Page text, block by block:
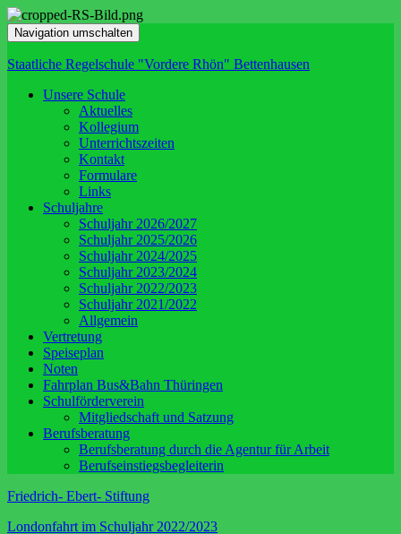
Navigation umschalten
Staatliche Regelschule "Vordere Rhön" Bettenhausen
Unsere Schule
Aktuelles
Kollegium
Unterrichtszeiten
Kontakt
Formulare
Links
Schuljahre
Schuljahr 2026/2027
Schuljahr 2025/2026
Schuljahr 2024/2025
Schuljahr 2023/2024
Schuljahr 2022/2023
Schuljahr 2021/2022
Allgemein
Vertretung
Speiseplan
Noten
Fahrplan Bus&Bahn Thüringen
Schulförderverein
Mitgliedschaft und Satzung
Berufsberatung
Berufsberatung durch die Agentur für Arbeit
Berufseinstiegsbegleiterin
Friedrich- Ebert- Stiftung
Londonfahrt im Schuljahr 2022/2023